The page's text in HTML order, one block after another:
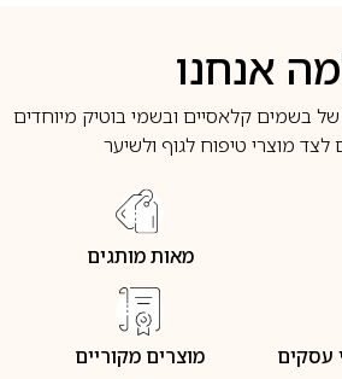
אנחנו
בשמים קלאסיים ובשמי בוטיק מיוחדים
לצד מוצרי טיפוח לגוף ולשיער
מאות מותגים
מוצרים מקוריים